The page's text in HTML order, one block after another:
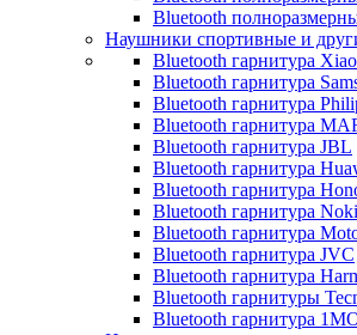
Bluetooth
Наушники спортивные и
Bluetooth гарнитура
Bluetooth гарнитура
Bluetooth гарнитура
Bluetooth гарнитура
Bluetooth гарнитура JBL
Bluetooth гарнитура
Bluetooth гарнитура
Bluetooth гарнитура
Bluetooth гарнитура
Bluetooth гарнитура JVC
Bluetooth гарнитура
Bluetooth гарнитуры
Bluetooth гарнитура